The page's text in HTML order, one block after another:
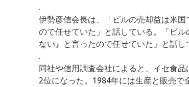
.
伊勢彦信会長は、「ビルの売却益は米
ので任せていた」と話している。「ビ
ない』と言ったので任せていた」と話し
.
同社や信用調査会社によると、イセ食
2位になった。1984年には生産と販売で